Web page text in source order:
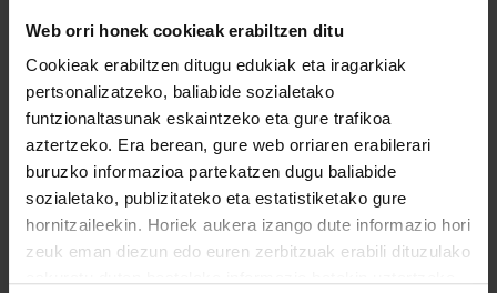
Web orri honek cookieak erabiltzen ditu
Cookieak erabiltzen ditugu edukiak eta iragarkiak
pertsonalizatzeko, baliabide sozialetako
funtzionaltasunak eskaintzeko eta gure trafikoa
aztertzeko. Era berean, gure web orriaren erabilerari
buruzko informazioa partekatzen dugu baliabide
sozialetako, publizitateko eta estatistiketako gure
hornitzaileekin. Horiek aukera izango dute informazio hori
zeuk eman diezun edo euren zerbitzuak erabili dituzulako